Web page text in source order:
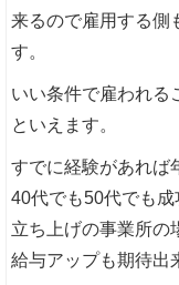
来るので雇用する側
す。
いい条件で雇われる
といえます。
すでに経験があれば
40代でも50代でも
立ち上げの事業所の
給与アップも期待出